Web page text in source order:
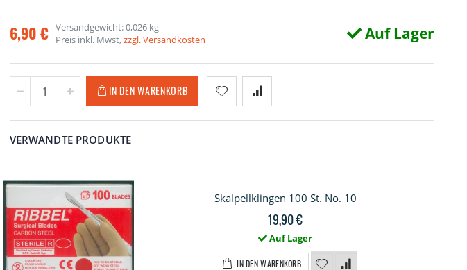
6,90 € Versandgewicht: 0,026 kg
Preis inkl. Mwst,zzgl. Versandkosten Auf Lager
IN DEN WARENKORB
VERWANDTE PRODUKTE
Skalpellklingen 100 St. No. 10
19,90 €
Auf Lager
IN DEN WARENKORB